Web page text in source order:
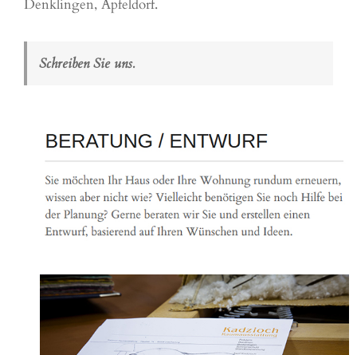
Denklingen, Apfeldorf.
Schreiben Sie uns.